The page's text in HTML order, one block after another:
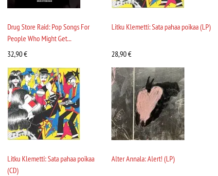
Drug Store Raid: Pop Songs For
People Who Might Get...
32,90€
Litku Klemetti: Sata pahaa poikaa (LP)
28,90€
Litku Klemetti: Sata pahaa poikaa
(CD)
Alter Annala: Alert! (LP)